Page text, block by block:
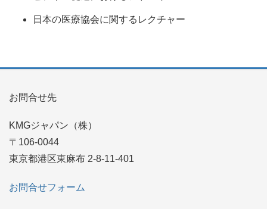
日本の医療協会に関するレクチャー
お問合せ先
KMGジャパン（株）
〒106-0044
東京都港区東麻布 2-8-11-401
お問合せフォーム